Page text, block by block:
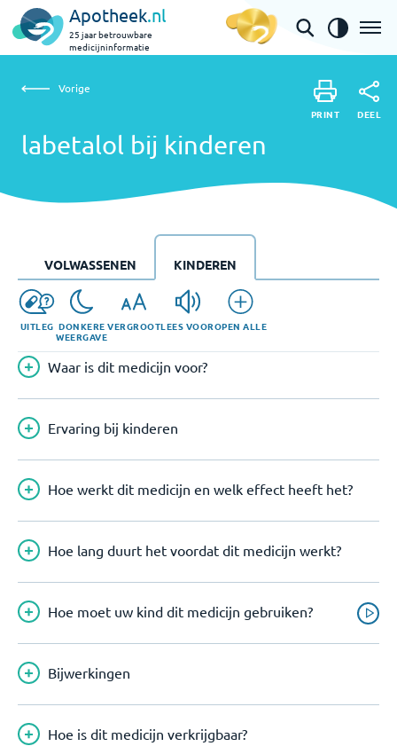
Apotheek.nl
25 jaar betrouwbare
medicijninformatie
labetalol bij kinderen
Vorige
labetalol bij kinderen
PRINT DEEL
UITLEG DONKERE
WEERGAVE
VERGROOTLEES VOOROPEN ALLE
VOLWASSENEN KINDEREN
Waar is dit medicijn voor?
Ervaring bij kinderen
Hoe werkt dit medicijn en welk effect heeft het?
Hoe lang duurt het voordat dit medicijn werkt?
Hoe moet uw kind dit medicijn gebruiken?
Bijwerkingen
Hoe is dit medicijn verkrijgbaar?